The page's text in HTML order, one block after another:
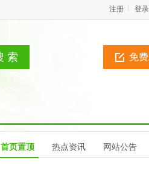
登录
注册
免
首页置顶 热点资讯 网站公告